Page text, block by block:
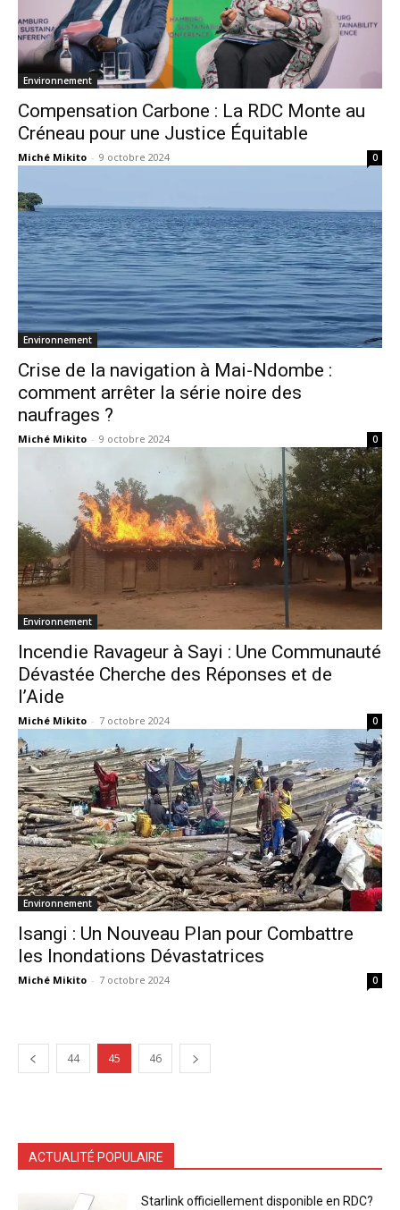
Environnement
Compensation Carbone : La RDC Monte au
Créneau pour une Justice Équitable
Miché Mikito - 9 octobre 2024 0
Environnement
Crise de la navigation à Mai-Ndombe :
comment arrêter la série noire des
naufrages ?
Miché Mikito - 9 octobre 2024 0
Environnement
Incendie Ravageur à Sayi : Une Communauté
Dévastée Cherche des Réponses et de
l’Aide
Miché Mikito - 7 octobre 2024 0
Environnement
Isangi : Un Nouveau Plan pour Combattre
les Inondations Dévastatrices
Miché Mikito - 7 octobre 2024 0
44 45 46
ACTUALITÉ POPULAIRE
Starlink officiellement disponible en RDC?